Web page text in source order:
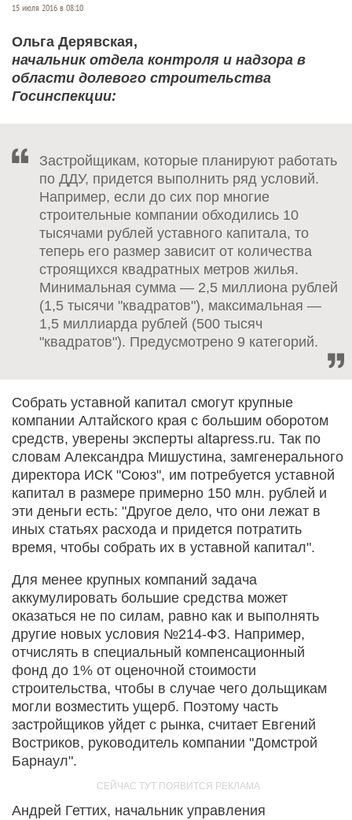
15 июля 2016 в 08:10
Ольга Дерявская,
начальник отдела контроля и надзора в
области долевого строительства
Госинспекции:
Застройщикам, которые планируют работать
по ДДУ, придется выполнить ряд условий.
Например, если до сих пор многие
строительные компании обходились 10
тысячами рублей уставного капитала, то
теперь его размер зависит от количества
строящихся квадратных метров жилья.
Минимальная сумма — 2,5 миллиона рублей
(1,5 тысячи "квадратов"), максимальная —
1,5 миллиарда рублей (500 тысяч
"квадратов"). Предусмотрено 9 категорий.
Собрать уставной капитал смогут крупные
компании Алтайского края с большим оборотом
средств, уверены эксперты altapress.ru. Так по
словам Александра Мишустина, замгенерального
директора ИСК "Союз", им потребуется уставной
капитал в размере примерно 150 млн. рублей и
эти деньги есть: "Другое дело, что они лежат в
иных статьях расхода и придется потратить
время, чтобы собрать их в уставной капитал".
Для менее крупных компаний задача
аккумулировать большие средства может
оказаться не по силам, равно как и выполнять
другие новых условия №214-ФЗ. Например,
отчислять в специальный компенсационный
фонд до 1% от оценочной стоимости
строительства, чтобы в случае чего дольщикам
могли возместить ущерб. Поэтому часть
застройщиков уйдет с рынка, считает Евгений
Востриков, руководитель компании "Домстрой
Барнаул".
Андрей Геттих, начальник управления